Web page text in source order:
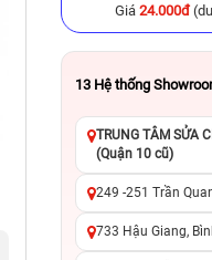
iPhone 14 Pro 256GB
hãng
12.990.000đ
Giá 24.000đ
13 Hệ thống
TRUNG TÂM SỬA
(Quận 10 cũ)
249 -251 Trần
733 Hậu Giang,